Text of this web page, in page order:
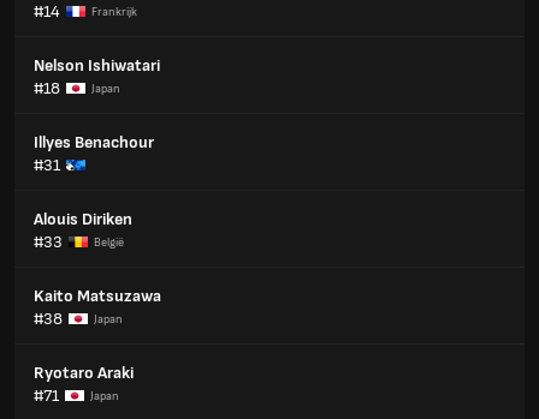
#14
Frankrijk
Nelson Ishiwatari
#18
Japan
Illyes Benachour
#31
Alouis Diriken
#33
België
Kaito Matsuzawa
#38
Japan
Ryotaro Araki
#71
Japan